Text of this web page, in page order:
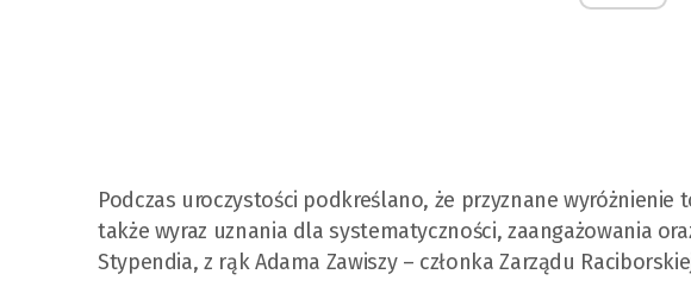
Podczas uroczystości podkreślano, że przyznane
także wyraz uznania dla systematyczności, zaangażowania
Stypendia, z rąk Adama Zawiszy – członka Zarządu